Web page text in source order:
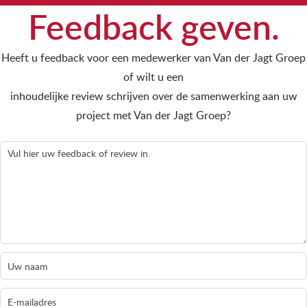
Feedback geven.
Heeft u feedback voor een medewerker van Van der Jagt Groep
of wilt u een
inhoudelijke review schrijven over de samenwerking aan uw
project met Van der Jagt Groep?